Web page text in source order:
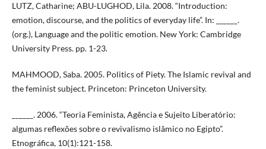
LUTZ, Catharine; ABU-LUGHOD, Lila. 2008. “Introduction:
emotion, discourse, and the politics of everyday life”. In: ______.
(org.), Language and the politic emotion. New York: Cambridge
University Press. pp. 1-23.
MAHMOOD, Saba. 2005. Politics of Piety. The Islamic revival and
the feminist subject. Princeton: Princeton University.
______. 2006. “Teoria Feminista, Agência e Sujeito Liberatório:
algumas reflexões sobre o revivalismo islâmico no Egipto”.
Etnográfica, 10(1):121-158.